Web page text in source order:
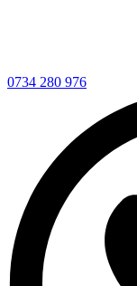
0734 280 976